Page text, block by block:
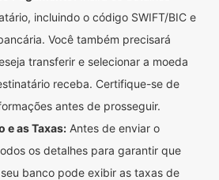
incluindo o código SWIFT/BIC e
Você também precisará
transferir e selecionar a moeda
receba. Certifique-se de
antes de prosseguir.
e as Taxas: Antes de enviar o
os detalhes para garantir que
banco pode exibir as taxas de